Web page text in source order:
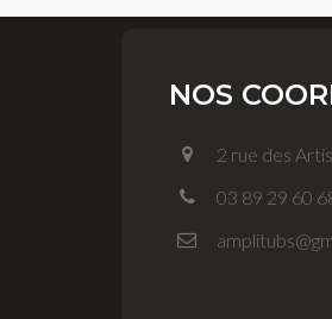
NOS
2 rue des
03 89 29 60